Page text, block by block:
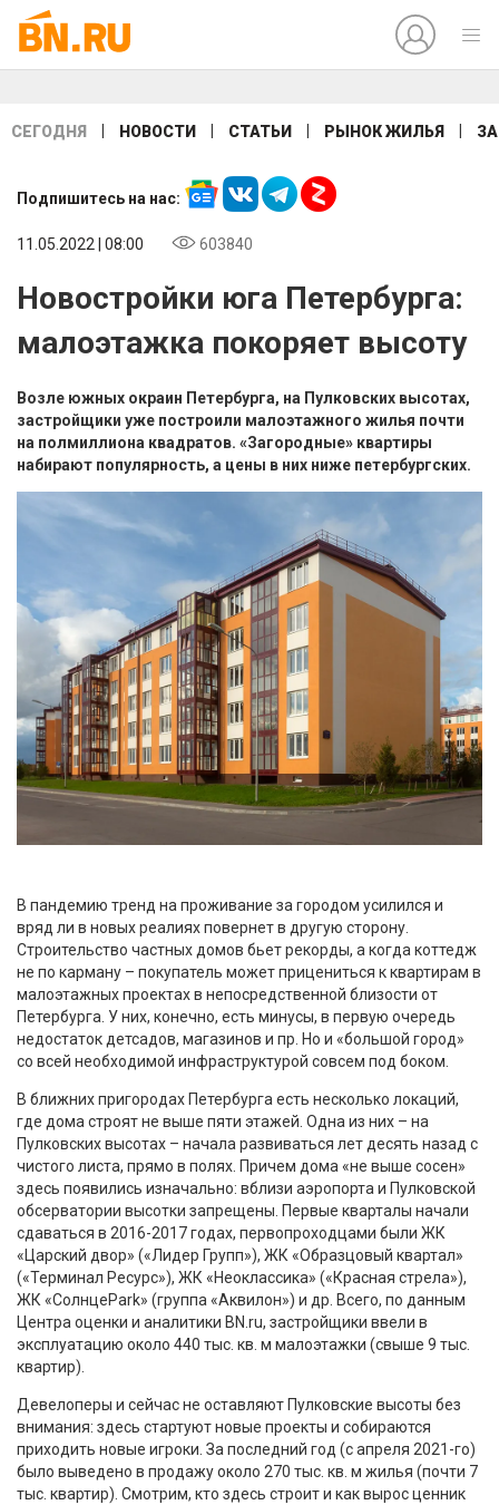
СЕГОДНЯ НОВОСТИ СТАТЬИ РЫНОК ЖИЛЬЯ
Подпишитесь на нас:
11.05.2022 | 08:00 603840
Новостройки юга Петербурга:
малоэтажка покоряет высоту
Возле южных окраин Петербурга, на Пулковских высотах,
застройщики уже построили малоэтажного жилья почти
на полмиллиона квадратов. «Загородные» квартиры
набирают популярность, а цены в них ниже петербургских.
В пандемию тренд на проживание за городом усилился и
вряд ли в новых реалиях повернет в другую сторону.
Строительство частных домов бьет рекорды, а когда коттедж
не по карману – покупатель может прицениться к квартирам в
малоэтажных проектах в непосредственной близости от
Петербурга. У них, конечно, есть минусы, в первую очередь
недостаток детсадов, магазинов и пр. Но и «большой город»
со всей необходимой инфраструктурой совсем под боком.
В ближних пригородах Петербурга есть несколько локаций,
где дома строят не выше пяти этажей. Одна из них – на
Пулковских высотах – начала развиваться лет десять назад с
чистого листа, прямо в полях. Причем дома «не выше сосен»
здесь появились изначально: вблизи аэропорта и Пулковской
обсерватории высотки запрещены. Первые кварталы начали
сдаваться в 2016-2017 годах, первопроходцами были ЖК
«Царский двор» («Лидер Групп»), ЖК «Образцовый квартал»
(«Терминал Ресурс»), ЖК «Неоклассика» («Красная стрела»),
ЖК «СолнцеPark» (группа «Аквилон») и др. Всего, по данным
Центра оценки и аналитики BN.ru, застройщики ввели в
эксплуатацию около 440 тыс. кв. м малоэтажки (свыше 9 тыс.
квартир).
Девелоперы и сейчас не оставляют Пулковские высоты без
внимания: здесь стартуют новые проекты и собираются
приходить новые игроки. За последний год (с апреля 2021-го)
было выведено в продажу около 270 тыс. кв. м жилья (почти 7
тыс. квартир). Смотрим, кто здесь строит и как вырос ценник